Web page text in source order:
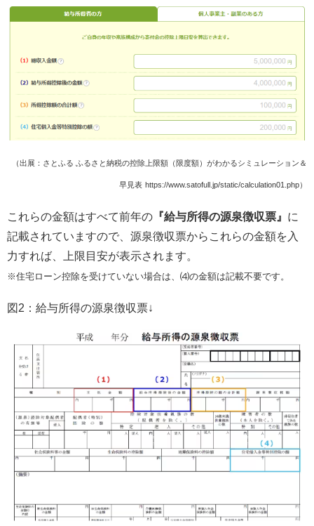
（出展：さとふる ふるさと納税の控除上限額（限度額）がわかるシミュレーション＆
早見表 https://www.satofull.jp/static/calculation01.php）
これらの金額はすべて前年の 『給与所得の源泉徴収票』 に
記載されていますので、源泉徴収票からこれらの金額を入
力すれば、上限目安が表示されます。
※住宅ローン控除を受けていない場合は、⑷の金額は記載不要です。
図2：給与所得の源泉徴収票↓